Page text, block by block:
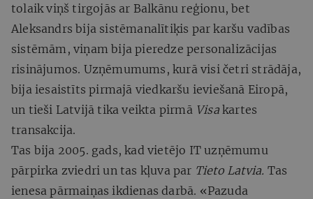
tolaik viņš tirgojās ar Balkānu reģionu, bet
Aleksandrs bija sistēmanalītiķis par karšu vadības
sistēmām, viņam bija pieredze personalizācijas
risinājumos. Uzņēmumums, kurā visi četri strādāja,
bija iesaistīts pirmajā viedkaršu ieviešanā Eiropā,
un tieši Latvijā tika veikta pirmā Visakartes
transakcija.
Tas bija 2005. gads, kad vietējo IT uzņēmumu
pārpirka zviedri un tas kļuva par Tieto Latvia. Tas
ienesa pārmaiņas ikdienas darbā. «Pazuda